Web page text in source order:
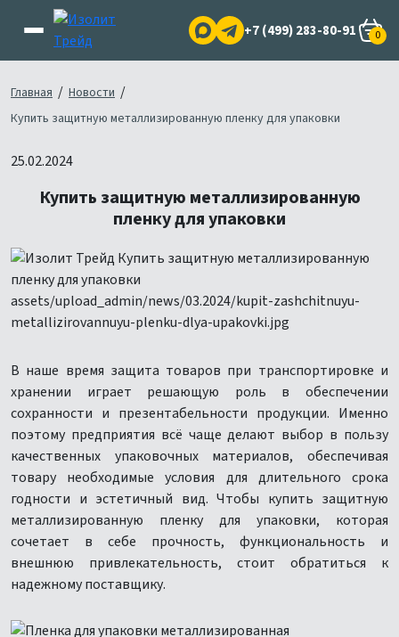
+7 (499) 283-80-91 0
Главная / Новости /
Купить защитную металлизированную пленку для упаковки
25.02.2024
Купить защитную металлизированную
пленку для упаковки
В наше время защита товаров при транспортировке и
хранении играет решающую роль в обеспечении
сохранности и презентабельности продукции. Именно
поэтому предприятия всё чаще делают выбор в пользу
качественных упаковочных материалов, обеспечивая
товару необходимые условия для длительного срока
годности и эстетичный вид. Чтобы купить защитную
металлизированную пленку для упаковки, которая
сочетает в себе прочность, функциональность и
внешнюю привлекательность, стоит обратиться к
надежному поставщику.